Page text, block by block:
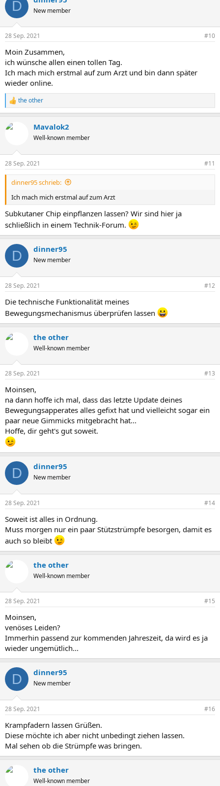
i
e
:
D New member
28 Sep. 2021 #10
Moin Zusammen,
ich wünsche allen einen tollen Tag.
Ich mach mich erstmal auf zum Arzt und bin dann später
wieder online.
R
e
k
e
n
the other
Mavalok2
Well-known member
28 Sep. 2021 #11
dinner95 schrieb:
Ich mach mich erstmal auf zum Arzt
Subkutaner Chip einpflanzen lassen? Wir sind hier ja
schließlich in einem Technik-Forum.
D dinner95
New member
28 Sep. 2021 #12
Die technische Funktionalität meines
Bewegungsmechanismus überprüfen lassen
the other
Well-known member
28 Sep. 2021 #13
Moinsen,
na dann hoffe ich mal, dass das letzte Update deines
Bewegungsapperates alles gefixt hat und vielleicht sogar ein
paar neue Gimmicks mitgebracht hat...
Hoffe, dir geht's gut soweit.
D dinner95
New member
28 Sep. 2021 #14
Soweit ist alles in Ordnung.
Muss morgen nur ein paar Stützstrümpfe besorgen, damit es
auch so bleibt
the other
Well-known member
28 Sep. 2021 #15
Moinsen,
venöses Leiden?
Immerhin passend zur kommenden Jahreszeit, da wird es ja
wieder ungemütlich...
D dinner95
New member
28 Sep. 2021 #16
Krampfadern lassen Grüßen.
Diese möchte ich aber nicht unbedingt ziehen lassen.
Mal sehen ob die Strümpfe was bringen.
the other
Well-known member